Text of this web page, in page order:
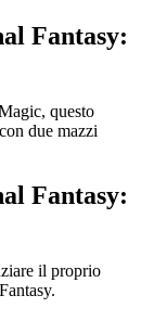
Fantasy:
questo
due mazzi
Fantasy:
il proprio